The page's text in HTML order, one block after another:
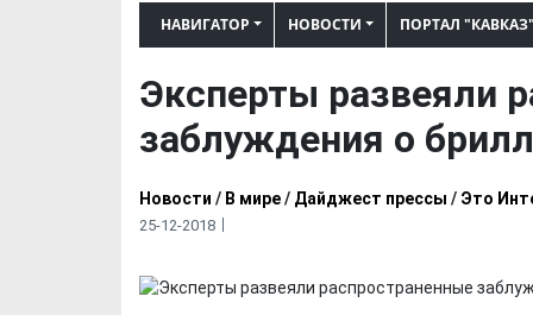
НАВИГАТОР НОВОСТИ ПОРТАЛ "КАВКАЗ"
Эксперты развеяли
заблуждения о
Новости / В мире/ Дайджест прессы / Это
25-12-2018